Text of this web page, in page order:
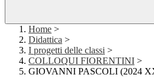
Home >
Didattica >
I progetti delle classi >
COLLOQUI FIORENTINI >
GIOVANNI PASCOLI (2024